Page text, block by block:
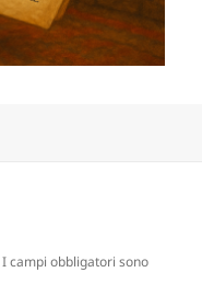
I campi obbligatori sono